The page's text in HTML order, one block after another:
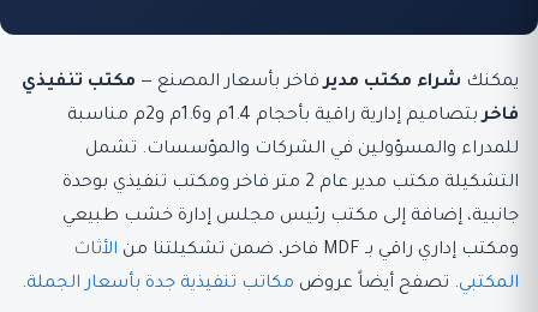
يمكنك شراء مكتب مديرفاخر بأسعار المصنع — مكتب تنفيذي
فاخر
بتصاميم إدارية راقية بأحجام 1.4م و1.6م و2م مناسبة
للمدراء والمسؤولين في الشركات والمؤسسات. تشمل
التشكيلة مكتب مدير عام 2 متر فاخر ومكتب تنفيذي بوحدة
جانبية، إضافة إلى مكتب رئيس مجلس إدارة خشب طبيعي
ومكتب إداري راقي بـ MDF فاخر، ضمن تشكيلتنا من
الأثاث
المكتبي. تصفح أيضاً عروض مكاتب تنفيذية جدة بأسعار الجملة.